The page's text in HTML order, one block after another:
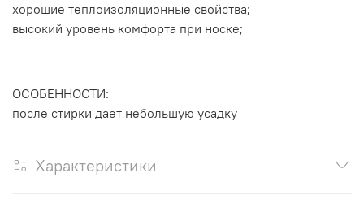
хорошие теплоизоляционные свойства;
высокий уровень комфорта при носке;
ОСОБЕННОСТИ:
после стирки дает небольшую усадку
Характеристики